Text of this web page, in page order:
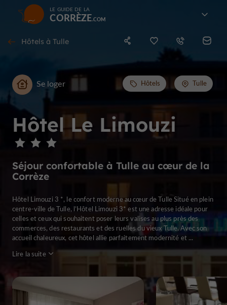
LE GUIDE DE LA
CORRÈZE
Hôtels à Tulle
Hôtel Le Limouzi
Séjour confortable à Tulle au cœur de la
Corrèze
Se loger Hôtels Tulle
Hôtel Limouzi 3 *, le confort moderne au cœur de Tulle Situé en plein
centre-ville de Tulle, l’Hôtel Limouzi 3* est une adresse idéale pour
celles et ceux qui souhaitent poser leurs valises au plus près des
commerces, des restaurants et des ruelles du vieux Tulle. Avec son
accueil chaleureux, cet hôtel allie parfaitement modernité et ...
Lire la suite